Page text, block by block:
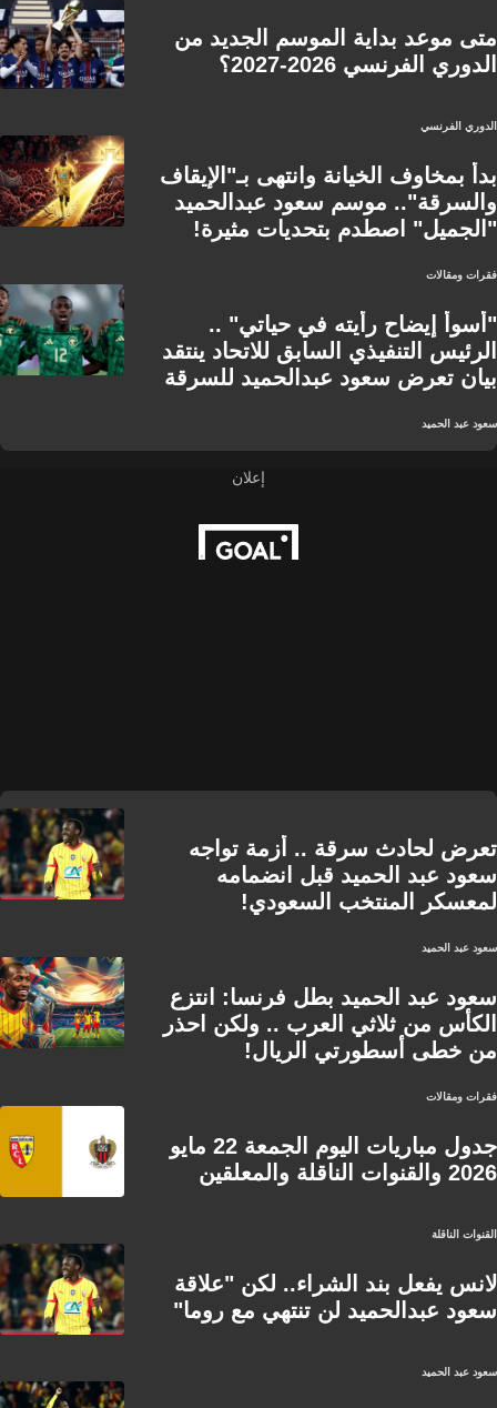
متى موعد بداية الموسم الجديد من
الدوري الفرنسي 2026-2027؟
الدوري الفرنسي
بدأ بمخاوف الخيانة وانتهى بـ"الإيقاف
والسرقة".. موسم سعود عبدالحميد
"الجميل" اصطدم بتحديات مثيرة!
فقرات ومقالات
"أسوأ إيضاح رأيته في حياتي" ..
الرئيس التنفيذي السابق للاتحاد ينتقد
بيان تعرض سعود عبدالحميد للسرقة
سعود عبد الحميد
تعرض لحادث سرقة .. أزمة تواجه
سعود عبد الحميد قبل انضمامه
لمعسكر المنتخب السعودي!
سعود عبد الحميد
سعود عبد الحميد بطل فرنسا: انتزع
الكأس من ثلاثي العرب .. ولكن احذر
من خطى أسطورتي الريال!
فقرات ومقالات
جدول مباريات اليوم الجمعة 22 مايو
2026 والقنوات الناقلة والمعلقين
القنوات الناقلة
لانس يفعل بند الشراء.. لكن "علاقة
سعود عبدالحميد لن تنتهي مع روما"
سعود عبد الحميد